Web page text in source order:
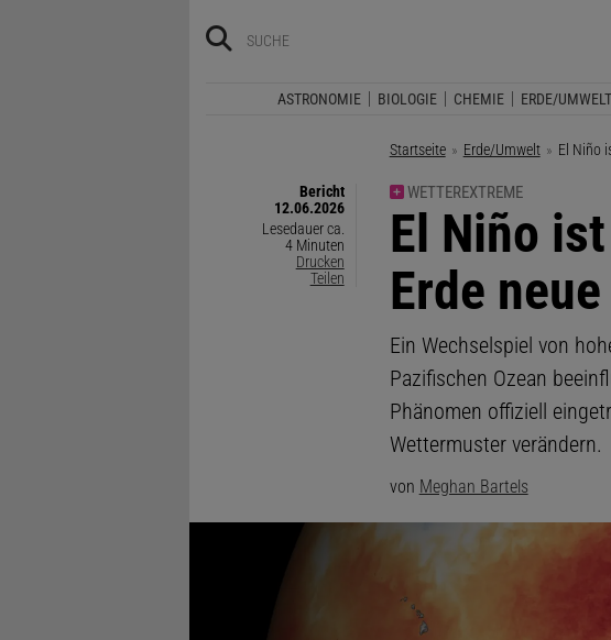
ASTRONOMIE BIOLOGIE CHEMIE ERDE/UMWELT
Startseite Erde/Umwelt Aktuelle
El Niño
Bericht
12.06.2026
Lesedauer ca.
4 Minuten
Drucken
Teilen
WETTEREXTREME
:
El Niño
Erde
Ein Wechselspiel von
Pazifischen Ozean
Phänomen offiziell
Wettermuster verändern.
von Meghan Bartels